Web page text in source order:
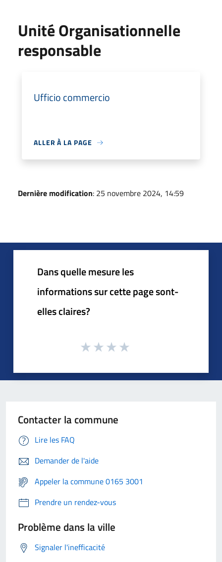
Unité Organisationnelle
responsable
Ufficio commercio
ALLER À LA PAGE
Dernière modification: 25 novembre 2024, 14:59
Dans quelle mesure les
informations sur cette page sont-
elles claires?
Contacter la commune
Lire les FAQ
Demander de l'aide
Appeler la commune 0165 3001
Prendre un rendez-vous
Problème dans la ville
Signaler l'inefficacité